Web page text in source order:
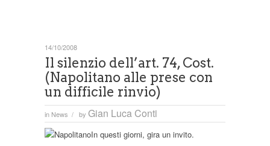
Il silenzio dell’art. 74, Cost.
(Napolitano alle prese con
un difficile rinvio)
in News / by Gian Luca Conti
14/10/2008
In questi giorni, gira un invito.